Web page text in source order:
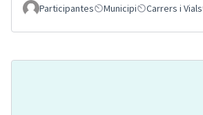
Participantes
Municipi Carrers i Vials